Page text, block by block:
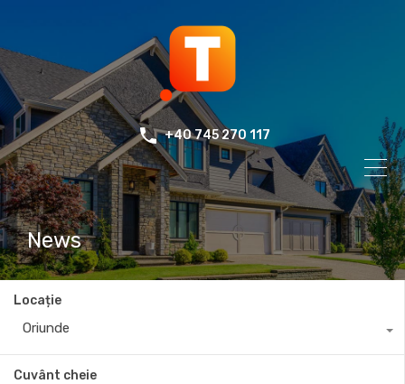
+40 745 270 117
News
Locație
Oriunde
Cuvânt cheie